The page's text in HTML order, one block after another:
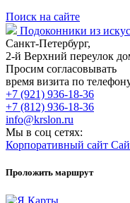
Поиск на сайте
Подоконники из
Санкт-Петербург,
2-й Верхний переулок
Просим согласовывать
время визита по
+7 (921) 936-18-36
+7 (812) 936-18-36
info@krslon.ru
Мы в соц сетях:
Корпоративный сайт
Проложить маршрут